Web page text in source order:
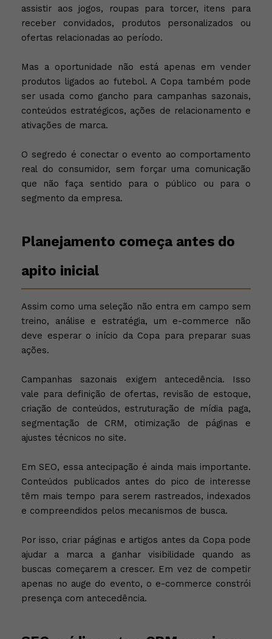
assistir aos jogos, roupas para torcer, itens para
receber convidados, produtos personalizados ou
ofertas relacionadas ao período.
Mas a oportunidade não está apenas em vender
produtos ligados ao futebol. A Copa também pode
ser usada como gancho para campanhas sazonais,
conteúdos estratégicos, ações de relacionamento e
ativações de marca.
O segredo é conectar o evento ao comportamento
real do consumidor, sem forçar uma comunicação
que não faça sentido para o público ou para o
segmento da empresa.
Planejamento começa antes do
apito inicial
Assim como uma seleção não entra em campo sem
treino, análise e estratégia, um e-commerce não
deve esperar o início da Copa para preparar suas
ações.
Campanhas sazonais exigem antecedência. Isso
vale para definição de ofertas, revisão de estoque,
criação de conteúdos, estruturação de mídia paga,
segmentação de CRM, otimização de páginas e
ajustes técnicos no site.
Em SEO, essa antecipação é ainda mais importante.
Conteúdos publicados antes do pico de interesse
têm mais tempo para serem rastreados, indexados
e compreendidos pelos mecanismos de busca.
Por isso, criar páginas e artigos antes da Copa pode
ajudar a marca a ganhar visibilidade quando as
buscas começarem a crescer. Em vez de competir
apenas no auge do evento, o e-commerce constrói
presença com antecedência.